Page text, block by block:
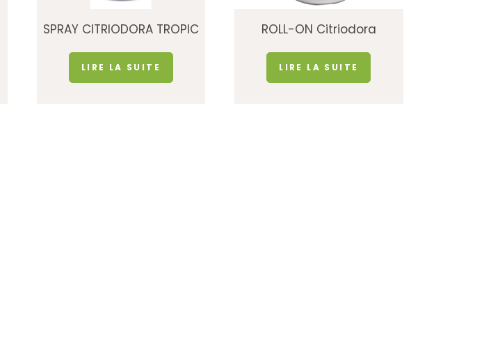
SPRAY CITRIODORA TROPIC
LIRE LA SUITE
ROLL-ON Citriodora
LIRE LA SUITE